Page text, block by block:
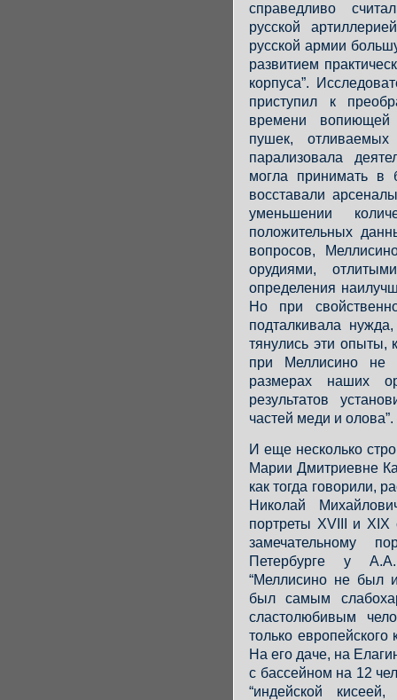
справедливо
русской
русской армии
развитием
корпуса”.
приступил к
времени вопиющей
пушек,
парализовала
могла принимать в
восставали
уменьшении
положительных
вопросов,
орудиями,
определения
Но при
подталкивала
тянулись эти опыты,
при Меллисино не
размерах наших
результатов
частей меди и олова”.
И еще несколько
Марии Дмитриевне
как тогда говорили,
Николай
портреты XVIII и XIX
замечательному
Петербурге у
“Меллисино не был
был самым
сластолюбивым
только
На его даче, на
с бассейном на 12
“индейской